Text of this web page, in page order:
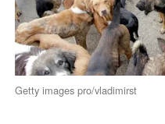
Getty images pro/vladimirst